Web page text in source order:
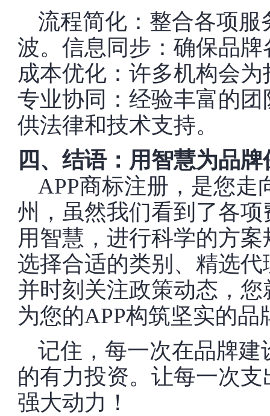
流程简化：整合各项
波。信息同步：确保品
成本优化：许多机构会
专业协同：经验丰富的
供法律和技术支持。
四、结语：用智慧为品
APP商标注册，是您走
州，虽然我们看到了各
用智慧，进行科学的方
选择合适的类别、精选
并时刻关注政策动态，
为您的APP构筑坚实的品
记住，每一次在品牌
的有力投资。让每一次
强大动力！